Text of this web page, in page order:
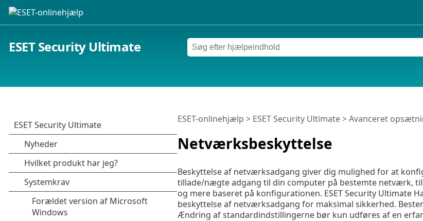
ESET Security Ultimate
Netværksbeskyttelse
ESET-onlinehjælp > ESET Security Ultimate>Avanceret
Beskyttelse af netværksadgang giver dig mulighed for at
tillade/nægte adgang til din computer på bestemte netværk,
og mere baseret på konfigurationen. ESET Security
beskyttelse af netværksadgang for maksimal sikkerhed.
Ændring af standardindstillingerne bør kun udføres af en